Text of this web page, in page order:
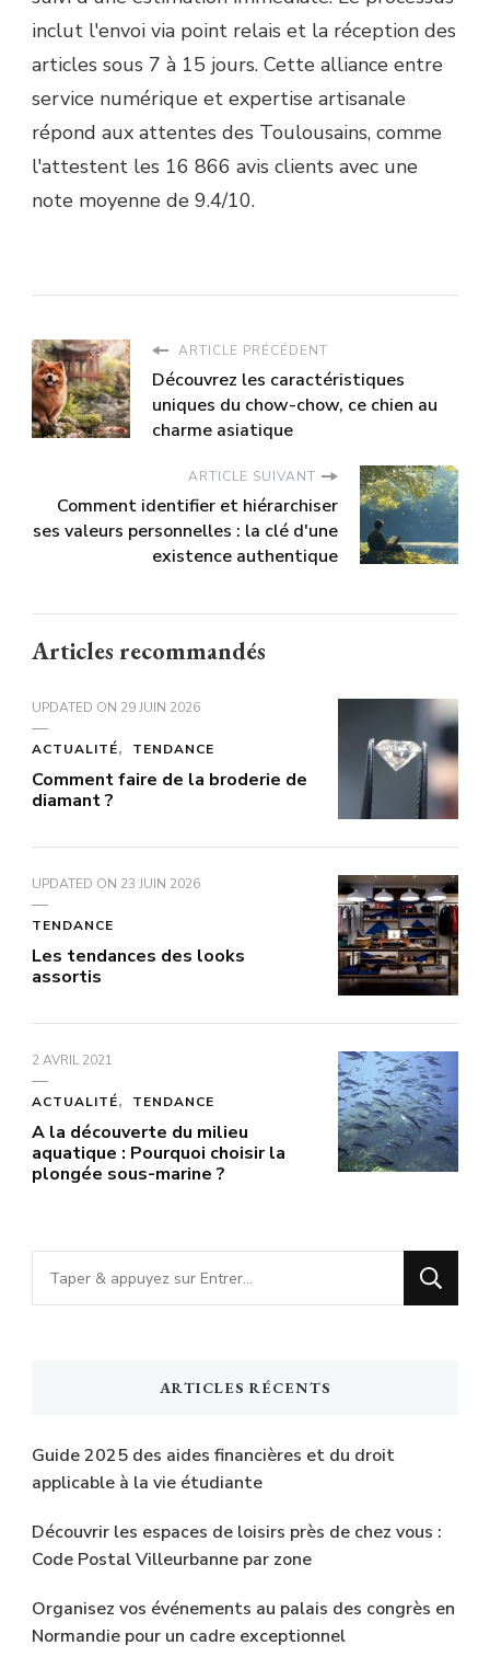
inclut l'envoi via point relais et la réception des
articles sous 7 à 15 jours. Cette alliance entre
service numérique et expertise artisanale
répond aux attentes des Toulousains, comme
l'attestent les 16 866 avis clients avec une
note moyenne de 9.4/10.
ARTICLE PRÉCÉDENT
Découvrez les caractéristiques
uniques du chow-chow, ce chien au
charme asiatique
ARTICLE SUIVANT
Comment identifier et hiérarchiser
ses valeurs personnelles : la clé d'une
existence authentique
Articles recommandés
UPDATED ON 29 JUIN 2026
ACTUALITÉ TENDANCE
Comment faire de la broderie de
diamant ?
UPDATED ON 23 JUIN 2026
TENDANCE
Les tendances des looks
assortis
2 AVRIL 2021
ACTUALITÉ TENDANCE
A la découverte du milieu
aquatique : Pourquoi choisir la
plongée sous-marine ?
Vous
recherchiez
ARTICLES RÉCENTS
Guide 2025 des aides financières et du droit
applicable à la vie étudiante
Découvrir les espaces de loisirs près de chez vous :
Code Postal Villeurbanne par zone
Organisez vos événements au palais des congrès en
Normandie pour un cadre exceptionnel